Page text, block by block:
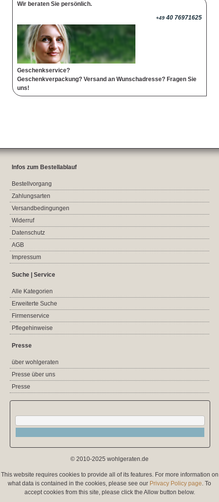
Wir beraten Sie persönlich.
+49 40 76971625
Geschenkservice?
Geschenkverpackung? Versand an Wunschadresse? Fragen Sie
uns!
Infos zum Bestellablauf
Bestellvorgang
Zahlungsarten
Versandbedingungen
Widerruf
Datenschutz
AGB
Impressum
Suche | Service
Alle Kategorien
Erweiterte Suche
Firmenservice
Pflegehinweise
Presse
über wohlgeraten
Presse über uns
Presse
© 2010-2025 wohlgeraten.de
This website requires cookies to provide all of its features. For more information on
what data is contained in the cookies, please see our Privacy Policy page. To
accept cookies from this site, please click the Allow button below.